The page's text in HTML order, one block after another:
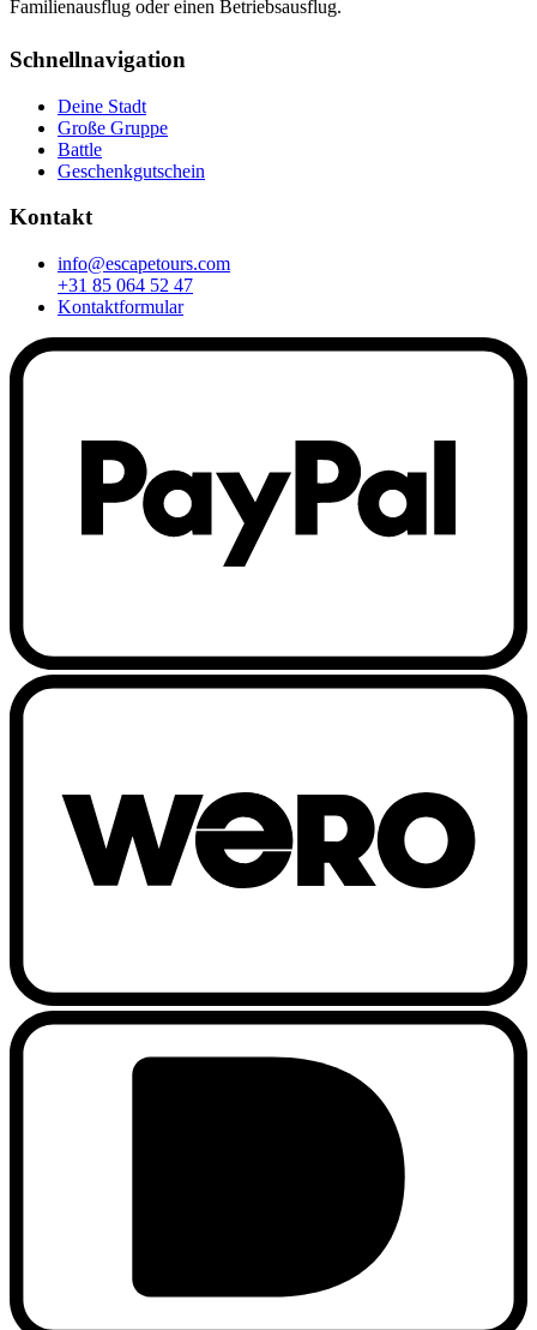
Familienausflug oder einen Betriebsausflug.
Schnellnavigation
Deine Stadt
Große Gruppe
Battle
Geschenkgutschein
Kontakt
info@escapetours.com
+31 85 064 52 47
Kontaktformular